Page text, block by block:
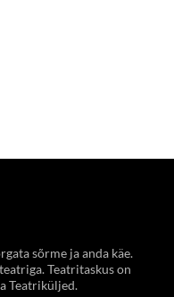
sõrme ja anda käe.
Teatritaskus on
Teatriküljed.